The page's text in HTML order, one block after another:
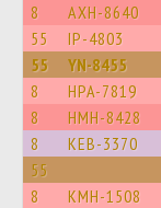
8 AXH-8640
55 IP-4803
55 YN-8455
8 HPA-7819
8 HMH-8428
8 KEB-3370
55
8 KMH-1508